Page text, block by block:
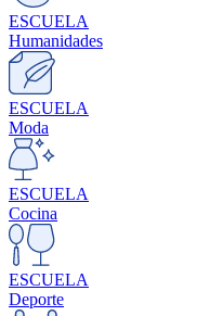
ESCUELA
Humanidades
ESCUELA
Moda
ESCUELA
Cocina
ESCUELA
Deporte